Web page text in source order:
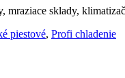
mraziace sklady,
piestové, Profi chladenie